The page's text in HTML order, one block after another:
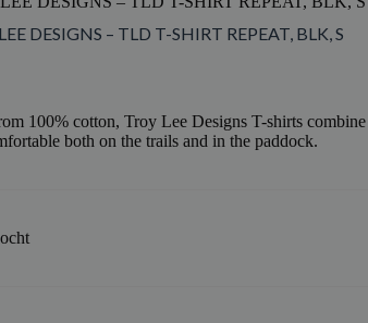
DESIGNS – TLD T-SHIRT REPEAT, BLK, S
100% cotton, Troy Lee Designs T-shirts
both on the trails and in the paddock.